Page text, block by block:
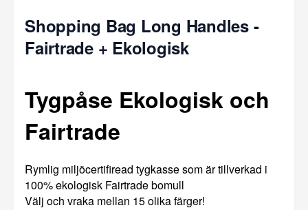
Shopping Bag Long Handles -
Fairtrade + Ekologisk
Tygpåse Ekologisk och
Fairtrade
Rymlig miljöcertifiread tygkasse som är tillverkad i
100% ekologisk Fairtrade bomull
Välj och vraka mellan 15 olika färger!